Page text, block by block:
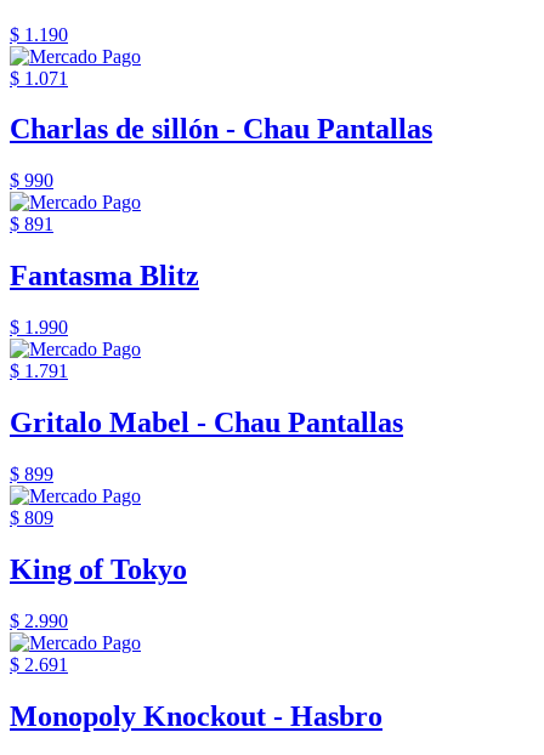
$ 1.190
$ 1.071
Charlas de sillón - Chau Pantallas
$ 990
$ 891
Fantasma Blitz
$ 1.990
$ 1.791
Gritalo Mabel - Chau Pantallas
$ 899
$ 809
King of Tokyo
$ 2.990
$ 2.691
Monopoly Knockout - Hasbro